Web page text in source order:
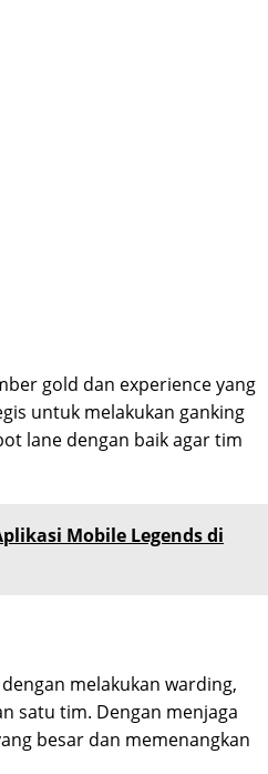
gold dan experience yang
untuk melakukan ganking
lane dengan baik agar tim
Mobile Legends di
melakukan warding,
satu tim. Dengan menjaga
besar dan memenangkan